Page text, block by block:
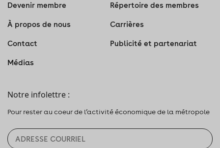
Devenir membre Répertoire des membres
À propos de nous Carrières
Contact Publicité et partenariat
Médias
Notre infolettre :
Pour rester au coeur de l’activité économique de la métropole